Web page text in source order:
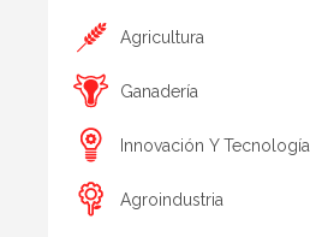
Agricultura
Ganadería
Innovación Y Tecnología
Agroindustria